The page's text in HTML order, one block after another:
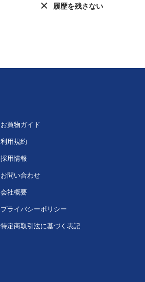
履歴を残さない
お買物ガイド
利用規約
採用情報
お問い合わせ
会社概要
プライバシーポリシー
特定商取引法に基づく表記